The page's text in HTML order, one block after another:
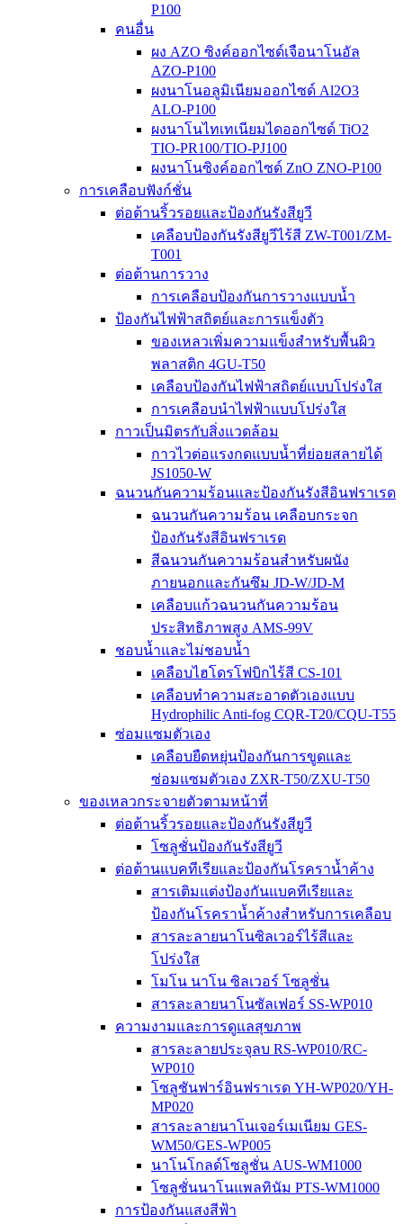
P100
คนอื่น
ผง AZO ซิงค์ออกไซด์เจือนาโนอัล
AZO-P100
ผงนาโนอลูมิเนียมออกไซด์ Al2O3
ALO-P100
ผงนาโนไทเทเนียมไดออกไซด์ TiO2
TIO-PR100/TIO-PJ100
ผงนาโนซิงค์ออกไซด์ ZnO ZNO-P100
การเคลือบฟังก์ชั่น
ต่อต้านริ้วรอยและป้องกันรังสียูวี
เคลือบป้องกันรังสียูวีไร้สี ZW-T001/ZM-
T001
ต่อต้านการวาง
การเคลือบป้องกันการวางแบบน้ำ
ป้องกันไฟฟ้าสถิตย์และการแข็งตัว
ของเหลวเพิ่มความแข็งสำหรับพื้นผิว
พลาสติก 4GU-T50
เคลือบป้องกันไฟฟ้าสถิตย์แบบโปร่งใส
การเคลือบนำไฟฟ้าแบบโปร่งใส
กาวเป็นมิตรกับสิ่งแวดล้อม
กาวไวต่อแรงกดแบบน้ำที่ย่อยสลายได้
JS1050-W
ฉนวนกันความร้อนและป้องกันรังสีอินฟราเรด
ฉนวนกันความร้อน เคลือบกระจก
ป้องกันรังสีอินฟราเรด
สีฉนวนกันความร้อนสำหรับผนัง
ภายนอกและกันซึม JD-W/JD-M
เคลือบแก้วฉนวนกันความร้อน
ประสิทธิภาพสูง AMS-99V
ชอบน้ำและไม่ชอบน้ำ
เคลือบไฮโดรโฟบิกไร้สี CS-101
เคลือบทำความสะอาดตัวเองแบบ
Hydrophilic Anti-fog CQR-T20/CQU-T55
ซ่อมแซมตัวเอง
เคลือบยืดหยุ่นป้องกันการขูดและ
ซ่อมแซมตัวเอง ZXR-T50/ZXU-T50
ของเหลวกระจายตัวตามหน้าที่
ต่อต้านริ้วรอยและป้องกันรังสียูวี
โซลูชั่นป้องกันรังสียูวี
ต่อต้านแบคทีเรียและป้องกันโรคราน้ำค้าง
สารเติมแต่งป้องกันแบคทีเรียและ
ป้องกันโรคราน้ำค้างสำหรับการเคลือบ
สารละลายนาโนซิลเวอร์ไร้สีและ
โปร่งใส
โมโน นาโน ซิลเวอร์ โซลูชั่น
สารละลายนาโนซัลเฟอร์ SS-WP010
ความงามและการดูแลสุขภาพ
สารละลายประจุลบ RS-WP010/RC-
WP010
โซลูชันฟาร์อินฟราเรด YH-WP020/YH-
MP020
สารละลายนาโนเจอร์เมเนียม GES-
WM50/GES-WP005
นาโนโกลด์โซลูชั่น AUS-WM1000
โซลูชั่นนาโนแพลทินัม PTS-WM1000
การป้องกันแสงสีฟ้า